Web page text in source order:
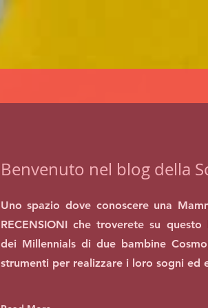
Benvenuto nel blog della
Uno spazio dove conoscere una
RECENSIONI che troverete su
dei Millennials di due bambine
strumenti per realizzare i loro sogni ed